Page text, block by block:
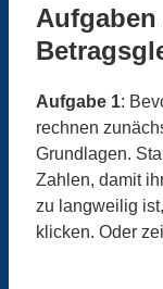
Aufgabe 1:
rechnen
Grundlagen.
Zahlen, damit
zu langweilig
klicken. Oder